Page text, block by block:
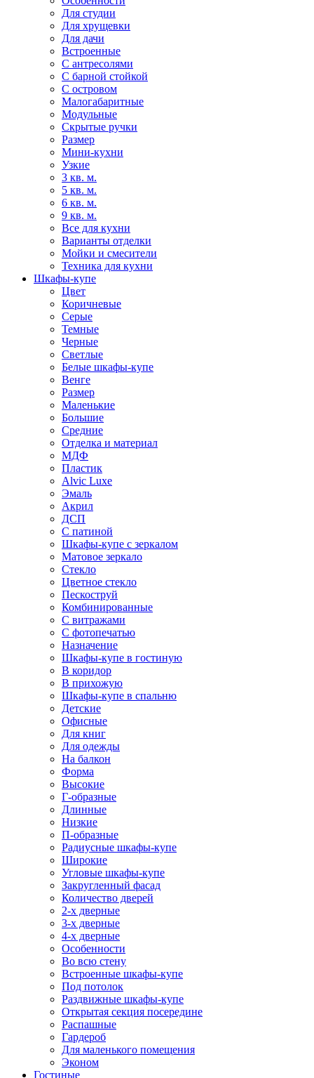
Для студии
Для хрущевки
Для дачи
Встроенные
С антресолями
С барной стойкой
С островом
Малогабаритные
Модульные
Скрытые ручки
Размер
Мини-кухни
Узкие
3 кв. м.
5 кв. м.
6 кв. м.
9 кв. м.
Все для кухни
Варианты отделки
Мойки и смесители
Техника для кухни
Шкафы-купе
Цвет
Коричневые
Серые
Темные
Черные
Светлые
Белые шкафы-купе
Венге
Размер
Маленькие
Большие
Средние
Отделка и материал
МДФ
Пластик
Alvic Luxe
Эмаль
Акрил
ДСП
С патиной
Шкафы-купе с зеркалом
Матовое зеркало
Стекло
Цветное стекло
Пескоструй
Комбинированные
С витражами
С фотопечатью
Назначение
Шкафы-купе в гостиную
В коридор
В прихожую
Шкафы-купе в спальню
Детские
Офисные
Для книг
Для одежды
На балкон
Форма
Высокие
Г-образные
Длинные
Низкие
П-образные
Радиусные шкафы-купе
Широкие
Угловые шкафы-купе
Закругленный фасад
Количество дверей
2-х дверные
3-х дверные
4-х дверные
Особенности
Во всю стену
Встроенные шкафы-купе
Под потолок
Раздвижные шкафы-купе
Открытая секция посередине
Распашные
Гардероб
Для маленького помещения
Эконом
Гостиные